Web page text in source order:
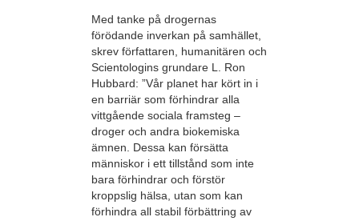
Med tanke på drogernas
förödande inverkan på samhället,
skrev författaren, humanitären och
Scientologins grundare L. Ron
Hubbard: ”Vår planet har kört in i
en barriär som förhindrar alla
vittgående sociala framsteg –
droger och andra biokemiska
ämnen. Dessa kan försätta
människor i ett tillstånd som inte
bara förhindrar och förstör
kroppslig hälsa, utan som kan
förhindra all stabil förbättring av